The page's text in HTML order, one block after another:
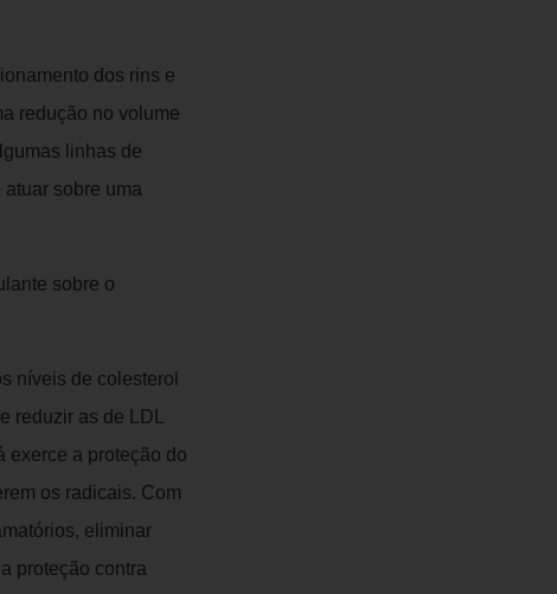
dos rins e
redução no volume
linhas de
sobre uma
sobre o
níveis de colesterol
reduzir as de LDL
exerce a proteção do
os radicais. Com
eliminar
proteção contra